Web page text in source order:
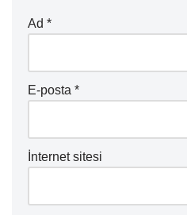
Ad *
E-posta *
İnternet sitesi